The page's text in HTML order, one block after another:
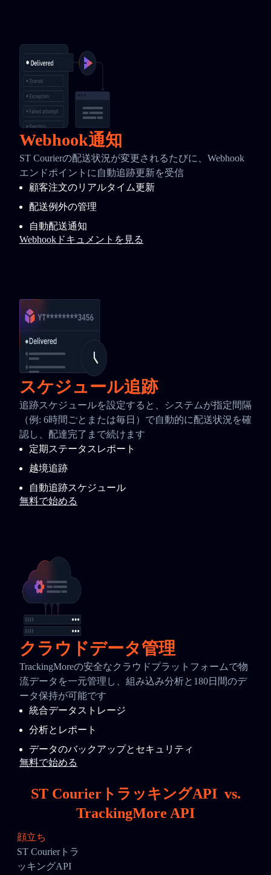
Webhook通知
ST Courierの配送状況が変更されるたびに、Webhook
エンドポイントに自動追跡更新を受信
顧客注文のリアルタイム更新
配送例外の管理
自動配送通知
Webhookドキュメントを見る
スケジュール追跡
追跡スケジュールを設定すると、システムが指定間隔
（例: 6時間ごとまたは毎日）で自動的に配送状況を確
認し、配達完了まで続けます
定期ステータスレポート
越境追跡
自動追跡スケジュール
無料で始める
クラウドデータ管理
TrackingMoreの安全なクラウドプラットフォームで物
流データを一元管理し、組み込み分析と180日間のデ
ータ保持が可能です
統合データストレージ
分析とレポート
データのバックアップとセキュリティ
無料で始める
ST CourierトラッキングAPI vs.
TrackingMore API
顔立ち
ST Courierトラ
ッキングAPI